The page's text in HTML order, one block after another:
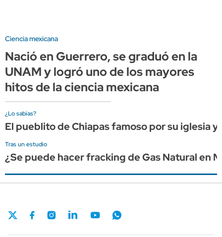
Ciencia mexicana
Nació en Guerrero, se graduó en la
UNAM y logró uno de los mayores
hitos de la ciencia mexicana
¿Lo sabías?
El pueblito de Chiapas famoso por su iglesia
Tras un estudio
¿Se puede hacer fracking de Gas Natural en